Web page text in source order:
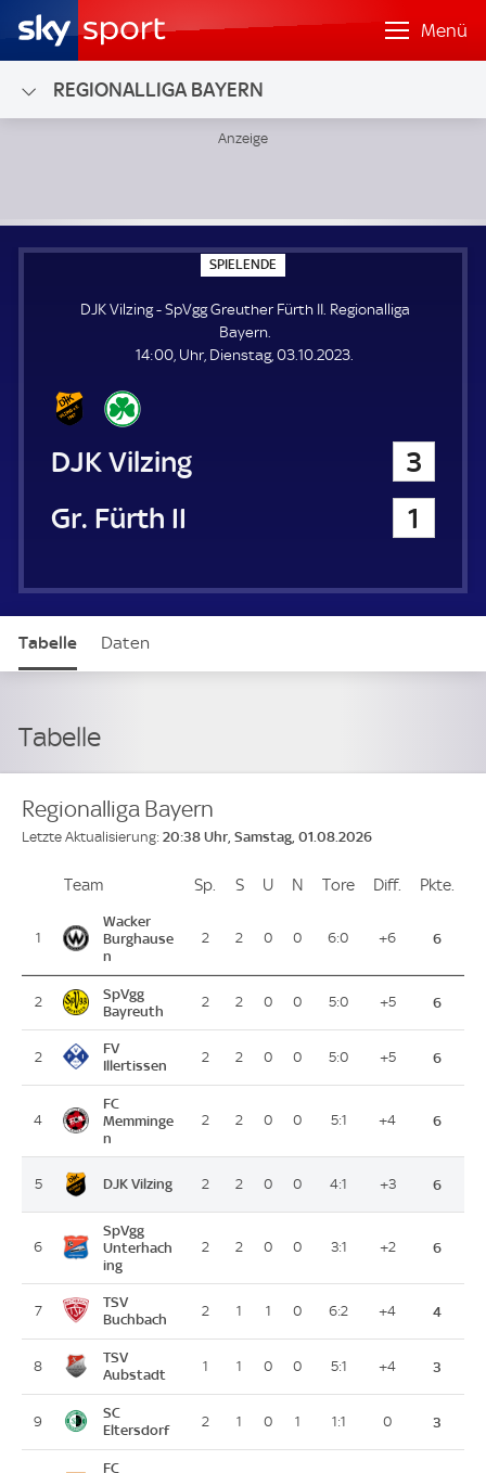
Menü
REGIONALLIGA BAYERN
SPIELENDE
P
E
N
DJK Vilzing - SpVgg Greuther Fürth II. Regionalliga
Bayern.
14:00, Uhr, Dienstag, 03.10.2023.
DJK Vilzing
3
SpVgg Greuther Fürth II
1
Tabelle Daten
Tabelle
Regionalliga Bayern
Letzte Aktualisierung: 20:38 Uhr, Samstag, 01.08.2026
PlatzTeam Sp. Spiele
SSiege
U Unentschieden
N Niederlagen
Tore ToreDiff. Differenz
Pkte.
1
Wacker
Burghause
n
2 2 0 0 6:0 +6 6
2
SpVgg
Bayreuth
2 2 0 0 5:0 +5 6
2
FV
Illertissen
2 2 0 0 5:0 +5 6
4
FC
Memminge
n
2 2 0 0 5:1 +4 6
5 DJK Vilzing 2 2 0 0 4:1 +3 6
6
SpVgg
Unterhach
ing
2 2 0 0 3:1 +2 6
7
TSV
Buchbach
2 1 1 0 6:2 +4 4
8
TSV
Aubstadt
1 1 0 0 5:1 +4 3
9
SC
Eltersdorf
2 1 0 1 1:1 0 3
FC